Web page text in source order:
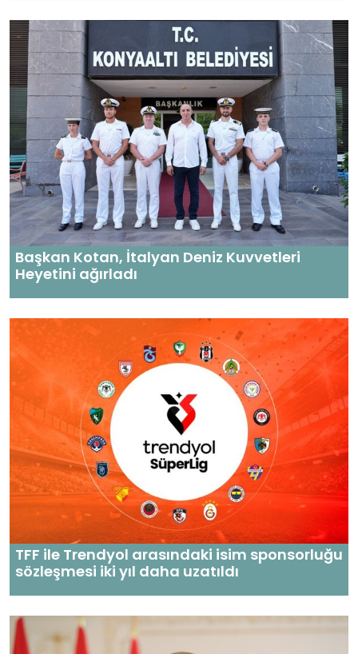
Başkan Kotan, İtalyan Deniz Kuvvetleri
Heyetini ağırladı
TFF ile Trendyol arasındaki isim sponsorluğu
sözleşmesi iki yıl daha uzatıldı